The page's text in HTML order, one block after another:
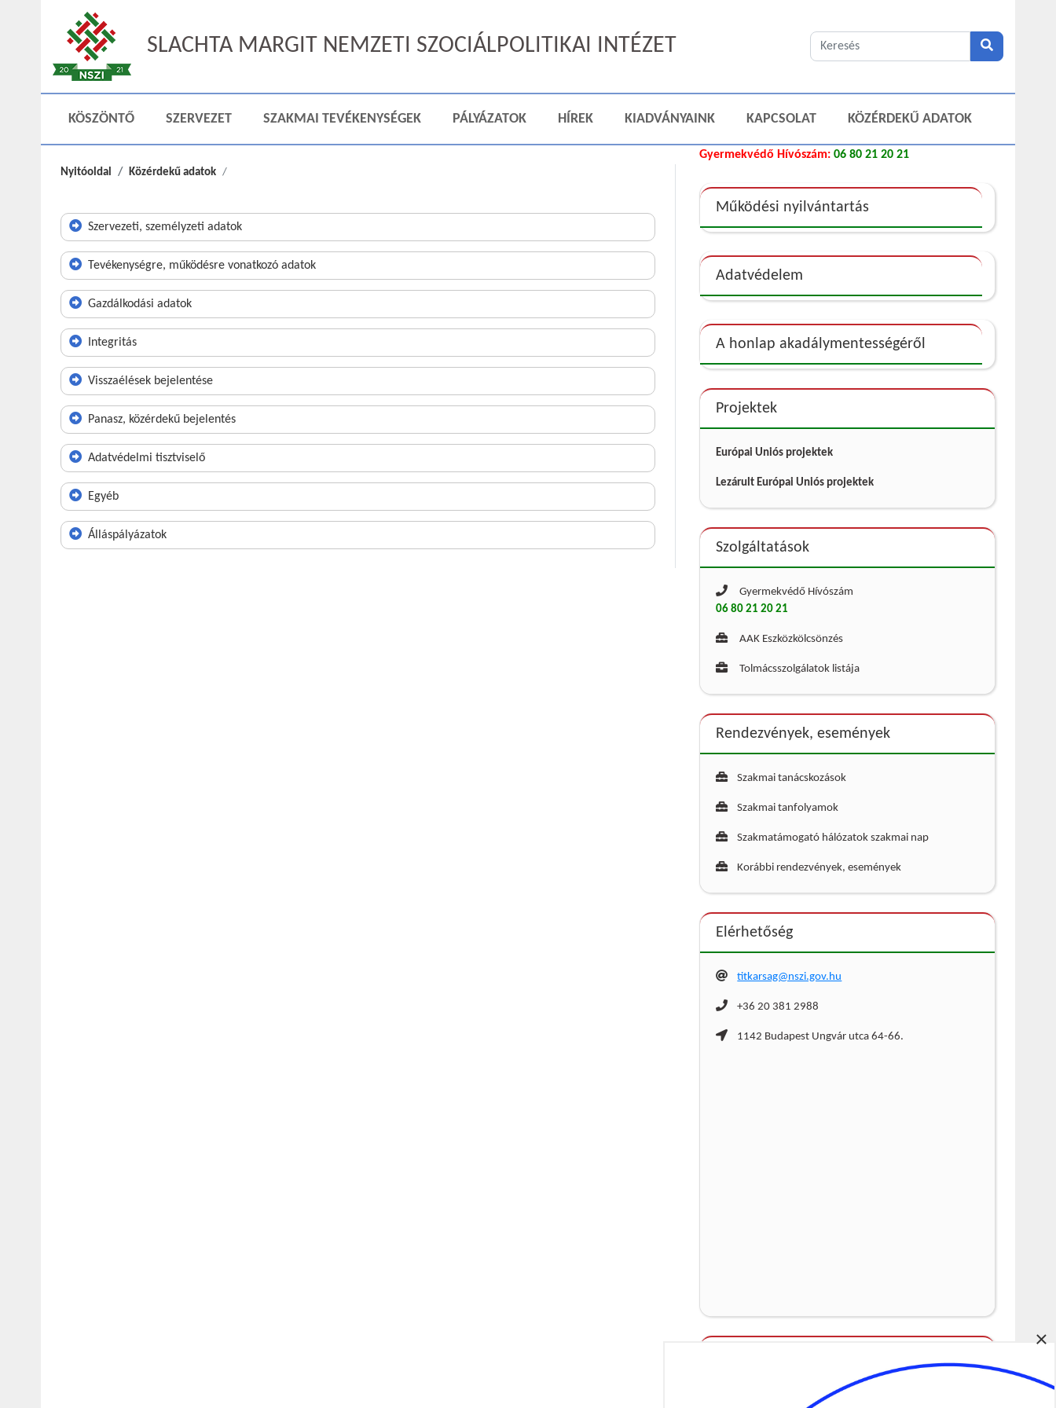
×
SLACHTA MARGIT NEMZETI SZOCIÁLPOLITIKAI INTÉZET
KÖSZÖNTŐ SZERVEZET SZAKMAI TEVÉKENYSÉGEK PÁLYÁZATOK HÍREK KIADVÁNYAINK KAPCSOLAT KÖZÉRDEKŰ ADATOK
Nyitóoldal Közérdekű adatok
Szervezeti, személyzeti adatok
Tevékenységre, működésre vonatkozó adatok
Gazdálkodási adatok
Integritás
Visszaélések bejelentése
Panasz, közérdekű bejelentés
Adatvédelmi tisztviselő
Egyéb
Álláspályázatok
Gyermekvédő Hívószám: 06 80 21 20 21
Működési nyilvántartás
Adatvédelem
A honlap akadálymentességéről
Projektek
Európai Uniós projektek
Lezárult Európai Uniós projektek
Szolgáltatások
Gyermekvédő Hívószám
06 80 21 20 21
AAK Eszközkölcsönzés
Tolmácsszolgálatok listája
Rendezvények, események
Szakmai tanácskozások
Szakmai tanfolyamok
Szakmatámogató hálózatok szakmai nap
Korábbi rendezvények, események
Elérhetőség
titkarsag@nszi.gov.hu
+36 20 381 2988
1142 Budapest Ungvár utca 64-66.